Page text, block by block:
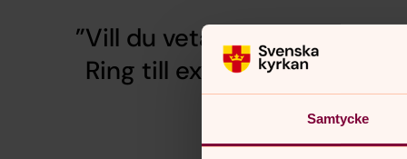
Samtycke
Vill du veta mer om
Ring till expeditionen 0435